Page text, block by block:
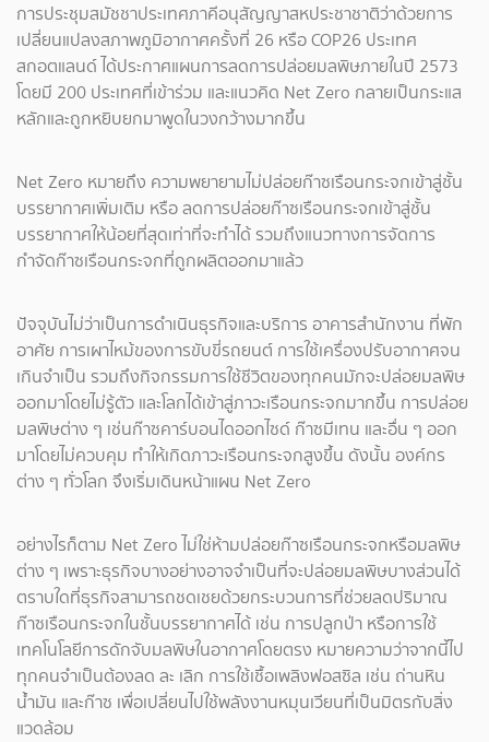
การประชุมสมัชชาประเทศภาคีอนุสัญญาสหประชาชาติว่าด้วยการ
เปลี่ยนแปลงสภาพภูมิอากาศครั้งที่ 26 หรือ COP26 ประเทศ
สกอตแลนด์ ได้ประกาศแผนการลดการปล่อยมลพิษภายในปี 2573
โดยมี 200 ประเทศที่เข้าร่วม และแนวคิด Net Zero กลายเป็นกระแส
หลักและถูกหยิบยกมาพูดในวงกว้างมากขึ้น
Net Zero หมายถึง ความพยายามไม่ปล่อยก๊าซเรือนกระจกเข้าสู่ชั้น
บรรยากาศเพิ่มเติม หรือ ลดการปล่อยก๊าซเรือนกระจกเข้าสู่ชั้น
บรรยากาศให้น้อยที่สุดเท่าที่จะทำได้ รวมถึงแนวทางการจัดการ
กำจัดก๊าซเรือนกระจกที่ถูกผลิตออกมาแล้ว
ปัจจุบันไม่ว่าเป็นการดำเนินธุรกิจและบริการ อาคารสำนักงาน ที่พัก
อาศัย การเผาไหม้ของการขับขี่รถยนต์ การใช้เครื่องปรับอากาศจน
เกินจำเป็น รวมถึงกิจกรรมการใช้ชีวิตของทุกคนมักจะปล่อยมลพิษ
ออกมาโดยไม่รู้ตัว และโลกได้เข้าสู่ภาวะเรือนกระจกมากขึ้น การปล่อย
มลพิษต่าง ๆ เช่นก๊าซคาร์บอนไดออกไซด์ ก๊าซมีเทน และอื่น ๆ ออก
มาโดยไม่ควบคุม ทำให้เกิดภาวะเรือนกระจกสูงขึ้น ดังนั้น องค์กร
ต่าง ๆ ทั่วโลก จึงเริ่มเดินหน้าแผน Net Zero
อย่างไรก็ตาม Net Zero ไม่ใช่ห้ามปล่อยก๊าซเรือนกระจกหรือมลพิษ
ต่าง ๆ เพราะธุรกิจบางอย่างอาจจำเป็นที่จะปล่อยมลพิษบางส่วนได้
ตราบใดที่ธุรกิจสามารถชดเชยด้วยกระบวนการที่ช่วยลดปริมาณ
ก๊าซเรือนกระจกในชั้นบรรยากาศได้ เช่น การปลูกป่า หรือการใช้
เทคโนโลยีการดักจับมลพิษในอากาศโดยตรง หมายความว่าจากนี้ไป
ทุกคนจำเป็นต้องลด ละ เลิก การใช้เชื้อเพลิงฟอสซิล เช่น ถ่านหิน
น้ำมัน และก๊าซ เพื่อเปลี่ยนไปใช้พลังงานหมุนเวียนที่เป็นมิตรกับสิ่ง
แวดล้อม